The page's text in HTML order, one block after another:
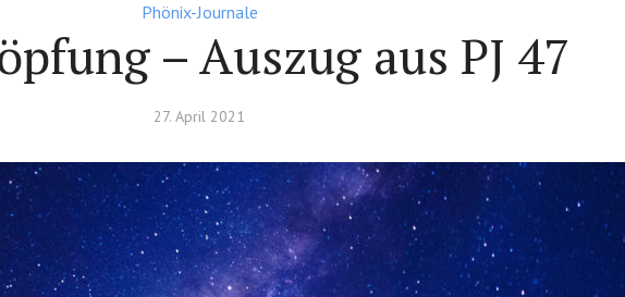
Phönix-Journale
– Auszug aus PJ 47
27. April 2021